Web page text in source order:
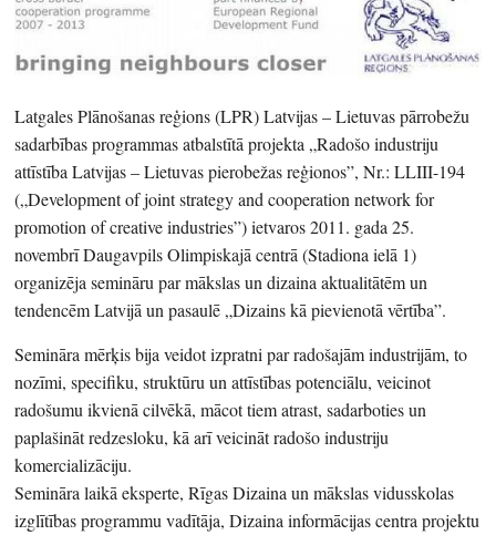
Latgales Plānošanas reģions (LPR) Latvijas – Lietuvas pārrobežu
sadarbības programmas atbalstītā projekta „Radošo industriju
attīstība Latvijas – Lietuvas pierobežas reģionos”, Nr.: LLIII-194
(„Development of joint strategy and cooperation network for
promotion of creative industries”) ietvaros 2011. gada 25.
novembrī Daugavpils Olimpiskajā centrā (Stadiona ielā 1)
organizēja semināru par mākslas un dizaina aktualitātēm un
tendencēm Latvijā un pasaulē „Dizains kā pievienotā vērtība”.
Semināra mērķis bija veidot izpratni par radošajām industrijām, to
nozīmi, specifiku, struktūru un attīstības potenciālu, veicinot
radošumu ikvienā cilvēkā, mācot tiem atrast, sadarboties un
paplašināt redzesloku, kā arī veicināt radošo industriju
komercializāciju.
Semināra laikā eksperte, Rīgas Dizaina un mākslas vidusskolas
izglītības programmu vadītāja, Dizaina informācijas centra projektu